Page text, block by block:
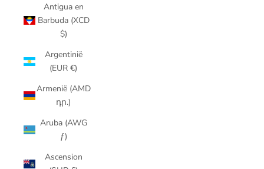
Antigua en
Barbuda (XCD
$)
Argentinië
(EUR €)
Armenië (AMD
դր.)
Aruba (AWG
ƒ)
Ascension